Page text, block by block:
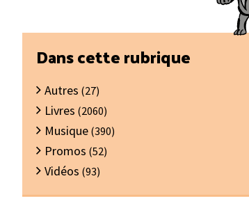
Barre
latérale
principale
Dans cette rubrique
Autres (27)
Livres (2060)
Musique (390)
Promos (52)
Vidéos (93)